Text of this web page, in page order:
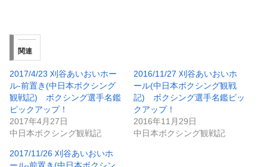
関連
2017/4/23 刈谷あいおいホー
ル-前置き(中日本ボクシング
観戦記) ボクシング選手名鑑
ピックアップ！
2017年4月27日
中日本ボクシング観戦記
2016/11/27 刈谷あいおいホ
ール(中日本ボクシング観戦
記) ボクシング選手名鑑ピッ
クアップ！
2016年11月29日
中日本ボクシング観戦記
2017/11/26 刈谷あいおいホ